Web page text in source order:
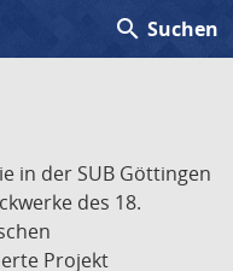
search Suchen
in der SUB Göttingen
des 18.
Projekt